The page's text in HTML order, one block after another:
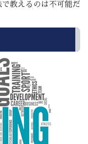
教えるのは不可能だ